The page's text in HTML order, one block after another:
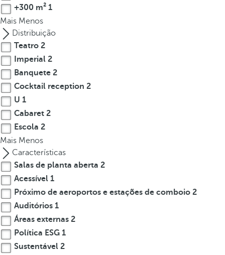
e
p
o
p
u
p
.
+300 m² 1
Mais Menos
Distribuição
Teatro 2
Imperial 2
Banquete 2
Cocktail reception 2
U 1
Cabaret 2
Escola 2
Mais Menos
Características
Salas de planta aberta 2
Acessível 1
Próximo de aeroportos e estações de comboio 2
Auditórios 1
Áreas externas 2
Política ESG 1
Sustentável 2